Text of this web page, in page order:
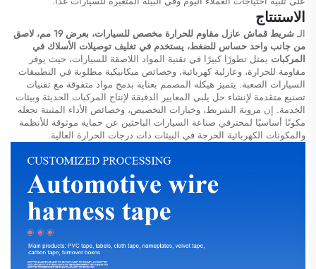
الاستنتاج
الـ
شريط قماش عازل مقاوم للحرارة مخصص للسيارات، بعرض 19 مم، لاصق
من جانب واحد حساس للضغط، يستخدم في تغليف توصيلات الأسلاك في
المركبات يمثل تطورًا كبيرًا في تقنية المواد اللاصقة للسيارات، حيث يوفر
مقاومة للحرارة، وعازلية كهربائية، وخصائص ميكانيكية مطلوبة في التطبيقات
السيارات الصعبة. يتميز هيكله المصمم بعناية بدمج مواد متفوقة مع تقنيات
تصنيع متقدمة لإنشاء حل يلبي المعايير الدقيقة لإنتاج المركبات الحديثة وبيئات
الخدمة. إن مرونة الشريط، وخيارات التخصيص، وخصائص الأداء المثبتة تجعله
مكونًا أساسيًا لمحترفي صناعة السيارات الباحثين عن حماية موثوقة للأنظمة
والمكونات الكهربائية الحرجة في البيئات ذات درجات الحرارة العالية.